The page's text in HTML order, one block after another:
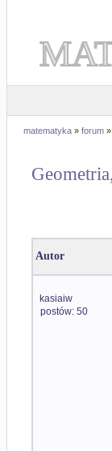
matematyka » forum »
Autor
kasiaiw
postów: 50